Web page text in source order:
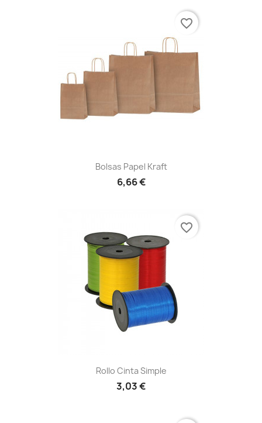
Bolsas Papel Kraft
6,66 €
favorite_border
Rollo Cinta Simple
3,03 €
favorite_border